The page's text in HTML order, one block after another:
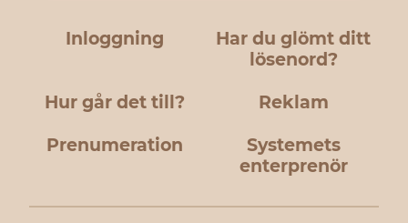
Inloggning
Har du glömt ditt
lösenord?
Hur går det till? Reklam
Prenumeration
Systemets
enterprenör